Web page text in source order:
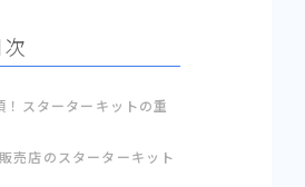
スターターキットの重
売店のスターターキット